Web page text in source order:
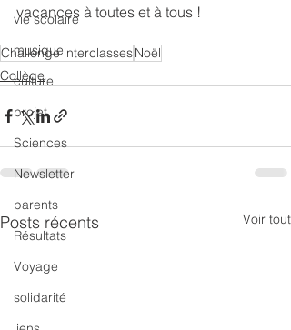
vie scolaire
musique
culture
projet
Sciences
Newsletter
parents
Résultats
Voyage
solidarité
vacances à toutes et à tous !
Challenge interclassesNoël
Collège
Posts récents Voir tout